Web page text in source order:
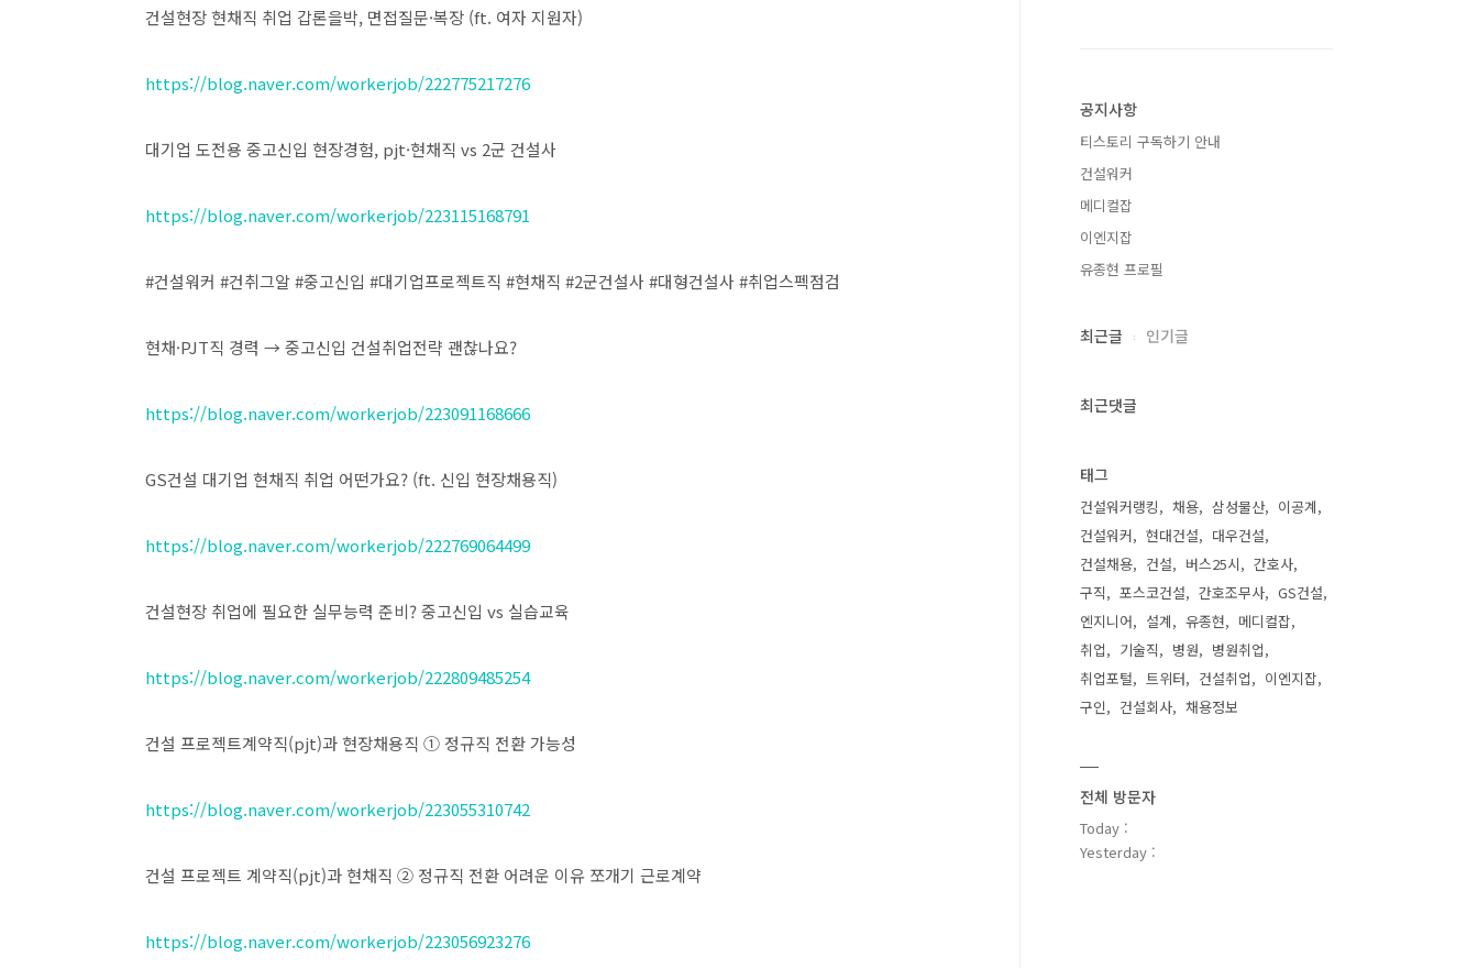
​건설현장 현채직 취업 갑론을박, 면접질문·복장 (ft. 여자 지원자)
https://blog.naver.com/workerjob/222775217276
​대기업 도전용 중고신입 현장경험, pjt·현채직 vs 2군 건설사
https://blog.naver.com/workerjob/223115168791
#건설워커 #건취그알 #중고신입 #대기업프로젝트직 #현채직 #2군건설사 #대형건설사 #취업스펙점검
​현채·PJT직 경력 → 중고신입 건설취업전략 괜찮나요?
https://blog.naver.com/workerjob/223091168666
​GS건설 대기업 현채직 취업 어떤가요? (ft. 신입 현장채용직)
https://blog.naver.com/workerjob/222769064499
​건설현장 취업에 필요한 실무능력 준비? 중고신입 vs 실습교육
https://blog.naver.com/workerjob/222809485254
​건설 프로젝트계약직(pjt)과 현장채용직 ① 정규직 전환 가능성
https://blog.naver.com/workerjob/223055310742
​건설 프로젝트 계약직(pjt)과 현채직 ② 정규직 전환 어려운 이유 쪼개기 근로계약
https://blog.naver.com/workerjob/223056923276
공지사항
티스토리 구독하기 안내
건설워커
메디컬잡
이엔지잡
유종현 프로필
최근글 인기글
최근댓글
태그
건설워커랭킹 채용 삼성물산
이공계
건설워커
현대건설
대우건설
건설채용
건설 버스25시
간호사
구직
포스코건설 간호조무사
GS건설
엔지니어
설계 유종현
메디컬잡
취업
기술직 병원
병원취업
취업포털
트위터 건설취업
이엔지잡
구인
건설회사 채용정보
전체 방문자
Today :
Yesterday :